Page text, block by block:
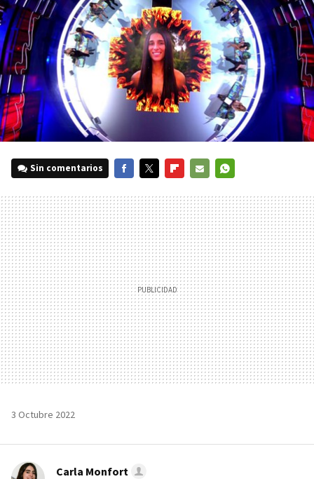
Sin comentarios
MAIL
3 Octubre 2022
Carla Monfort